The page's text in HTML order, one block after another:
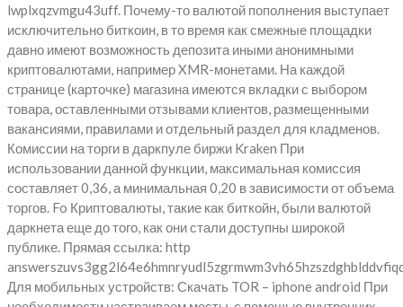
lwplxqzvmgu43uff. Почему-то валютой пополнения выступает
исключительно биткоин, в то время как смежные площадки
давно имеют возможность депозита иными анонимными
криптовалютами, например XMR-монетами. На каждой
странице (карточке) магазина имеются вкладки с выбором
товара, оставленными отзывами клиентов, размещенными
вакансиями, правилами и отдельный раздел для кладменов.
Комиссии на торги в даркпуле биржи Kraken При
использовании данной функции, максимальная комиссия
составляет 0,36, а минимальная 0,20 в зависимости от объема
торгов. Fo Криптовалюты, такие как биткойн, были валютой
даркнета еще до того, как они стали доступны широкой
публике. Прямая ссылка: http
Для мобильных устройств: Скачать TOR – iphone android При